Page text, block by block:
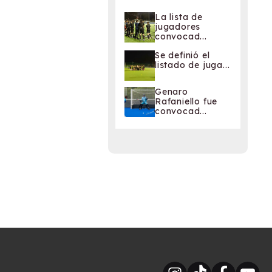
La lista de
jugadores
convocad...
Se definió el
listado de juga...
Genaro
Rafaniello fue
convocad...